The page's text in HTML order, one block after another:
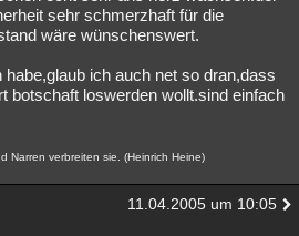
sehr schmerzhaft für die
wäre wünschenswert.
ich auch net so dran,dass
botschaft loswerden wollt.sind einfach
Narren verbreiten sie. (Heinrich Heine)
11.04.2005 um 10:05